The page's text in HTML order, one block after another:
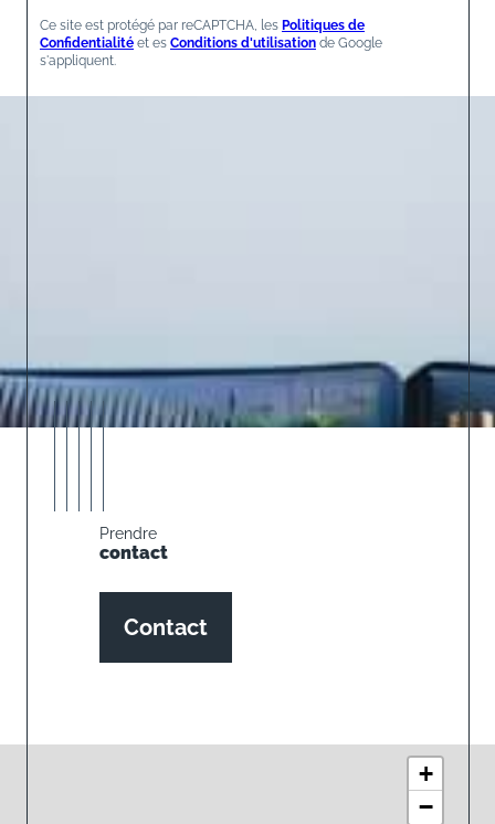
Ce site est protégé par reCAPTCHA, les Politiques de
Confidentialité et es Conditions d'utilisation de Google
s'appliquent.
+
−
Prendre
contact
Contact